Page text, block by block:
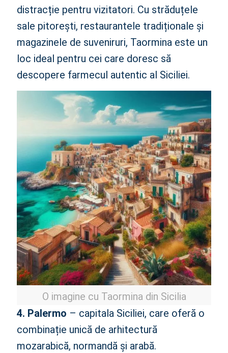
distracție pentru vizitatori. Cu străduțele
sale pitorești, restaurantele tradiționale și
magazinele de suveniruri, Taormina este un
loc ideal pentru cei care doresc să
descopere farmecul autentic al Siciliei.
O imagine cu Taormina din Sicilia
4. Palermo – capitala Siciliei, care oferă o
combinație unică de arhitectură
mozarabică, normandă și arabă.